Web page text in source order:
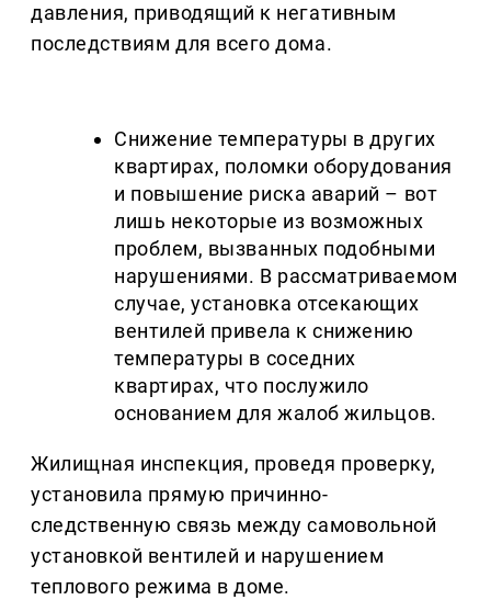
давления, приводящий к негативным
последствиям для всего дома.
Снижение температуры в других
квартирах, поломки оборудования
и повышение риска аварий – вот
лишь некоторые из возможных
проблем, вызванных подобными
нарушениями. В рассматриваемом
случае, установка отсекающих
вентилей привела к снижению
температуры в соседних
квартирах, что послужило
основанием для жалоб жильцов.
Жилищная инспекция, проведя проверку,
установила прямую причинно-
следственную связь между самовольной
установкой вентилей и нарушением
теплового режима в доме.